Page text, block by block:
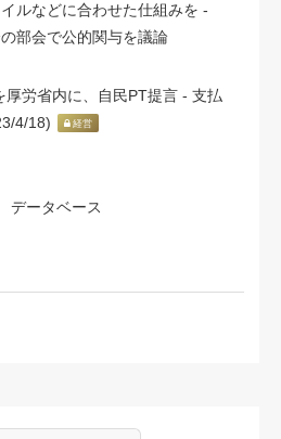
ルなどに合わせた仕組みを -
部会で公的関与を議論
厚労省内に、自民PT提言 - 支払
4/18)
経営
データベース